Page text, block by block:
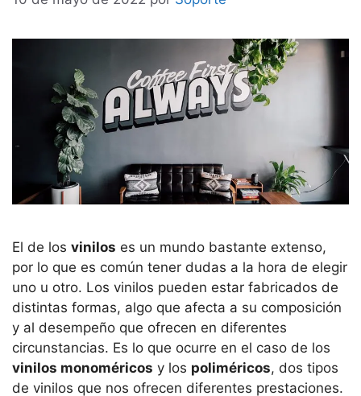
El de los vinilos es un mundo bastante extenso,
por lo que es común tener dudas a la hora de elegir
uno u otro. Los vinilos pueden estar fabricados de
distintas formas, algo que afecta a su composición
y al desempeño que ofrecen en diferentes
circunstancias. Es lo que ocurre en el caso de los
vinilos monoméricos y los poliméricos, dos tipos
de vinilos que nos ofrecen diferentes prestaciones.